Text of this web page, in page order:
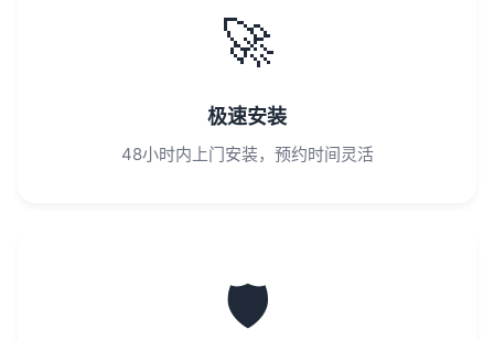
🚀
极速安装
48小时内上门安装，预约时间灵活
🛡️